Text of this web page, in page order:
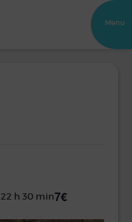
Menu
22 h 30 min7€